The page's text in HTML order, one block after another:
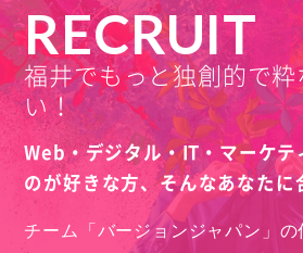
RECRUIT
福井でもっと独創的で粋
い！
Web・デジタル・IT・マーケ
のが好きな方、そんなあなたに
チーム「バージョンジャパン」の